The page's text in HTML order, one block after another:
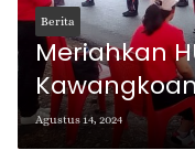
Berita
Meriahkan
Jalan
Agustus 14, 2024